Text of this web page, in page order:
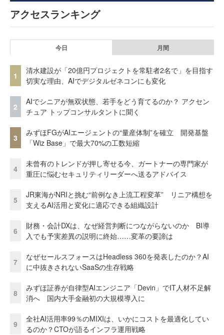
アクセスランキング
今日 月間
1
清水建設が「20億円プロジェクトを常駐者2名で」を目指す
切実な理由、AIでデジタルゼネコンにも変化
2
AIでシニアが無双状態、若手をどう育てるのか？ アクセン
チュア トップコンサルタントに聞く
3
みずほFGがAIエージェントの“量産体制”を確立 開発基盤
「Wiz Base」で最大70%の工数短縮
4
未曾有のトレンドが押し寄せる今、ガートナーの専門家が
重圧に悩むセキュリティリーダーへ送るアドバイス
5
JR東海がNRIと挑む“前例なき上流工程変革” リニア構想を
支えるAI活用と変化に適応できる組織設計
6
財務・会計DXは、なぜ経営判断につながらないのか BI導
入でも予実差異の説明に終始……変革の要諦は
7
なぜセールスフォースはHeadless 360を発表したのか？AI
に中抜きされないSaaSの生存戦略
8
みずほ証券が自律型AIエンジニア「Devin」でIT人材不足解
消へ 国内大手金融初の大規模導入に
9
全社AI活用率99％のMIXIは、いかにコストを最適化してい
るのか？CTOが語るインフラ運用戦略